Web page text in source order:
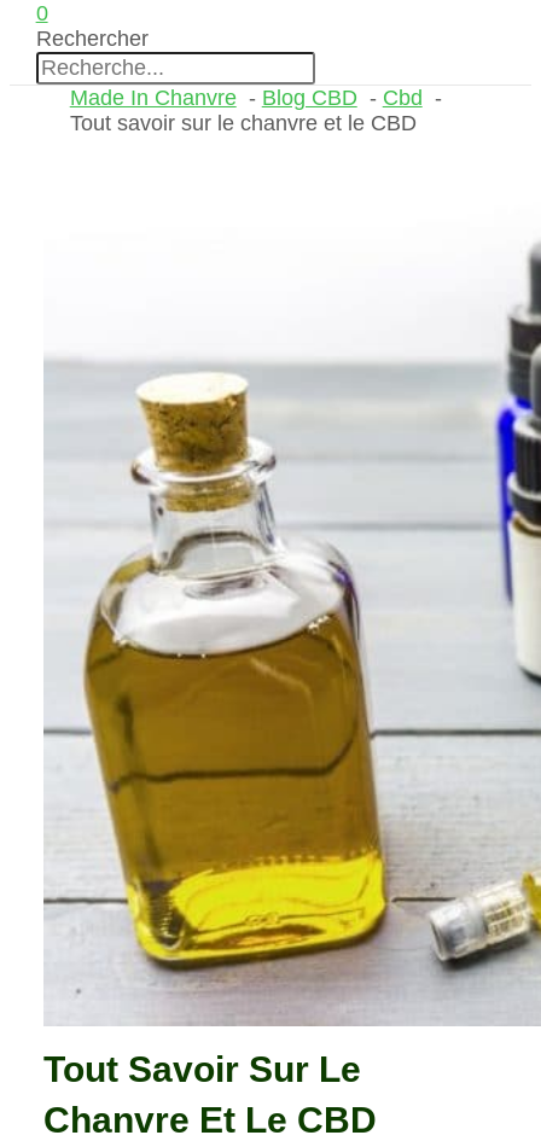
0
Rechercher
Made In Chanvre Blog CBD
Cbd
Tout savoir sur le chanvre et le CBD
Tout Savoir Sur Le
Chanvre Et Le CBD